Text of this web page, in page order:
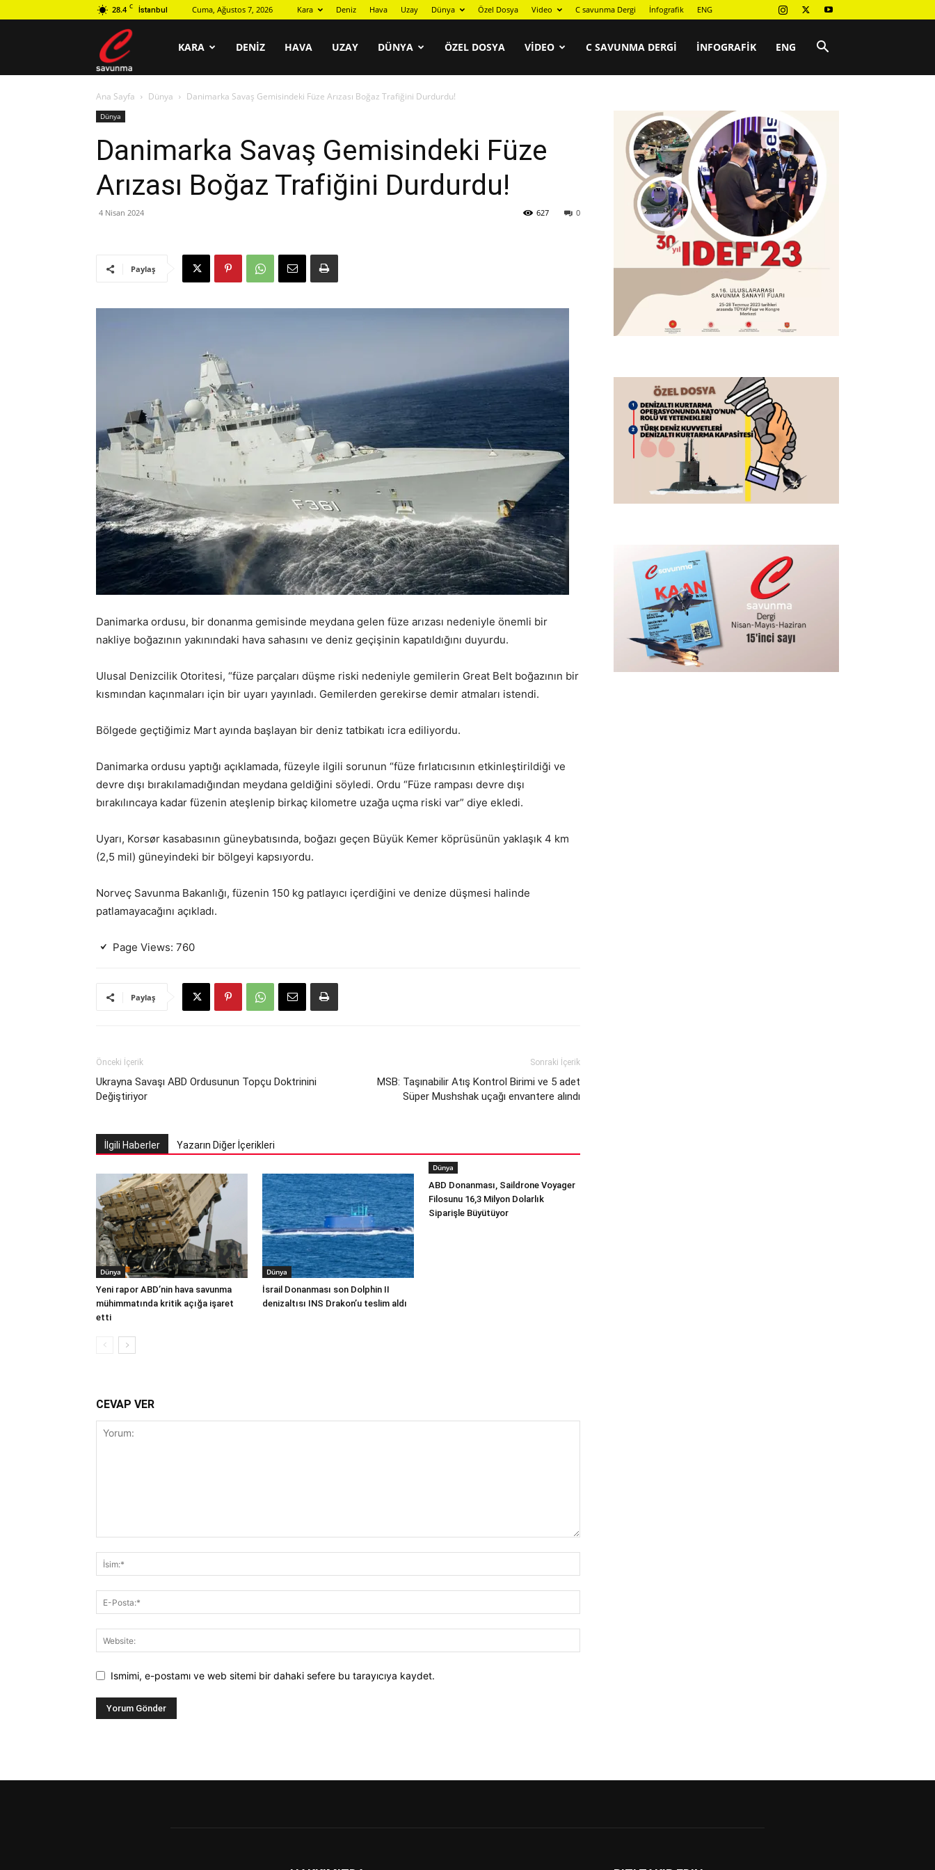
28.4 C İstanbul Cuma, Ağustos 7, 2026 Kara Deniz Hava Uzay Dünya Özel Dosya Video C savunma Dergi İnfografik ENG
savunma
KARA DENIZ HAVA UZAY DÜNYA ÖZEL DOSYA VIDEO C SAVUNMA DERGI İNFOGRAFIK ENG
Ana Sayfa Dünya Danimarka Savaş Gemisindeki Füze Arızası Boğaz Trafiğini Durdurdu!
Dünya
Danimarka Savaş Gemisindeki Füze
Arızası Boğaz Trafiğini Durdurdu!
4 Nisan 2024 0
627
Paylaş
Danimarka ordusu, bir donanma gemisinde meydana gelen füze arızası nedeniyle önemli bir
nakliye boğazının yakınındaki hava sahasını ve deniz geçişinin kapatıldığını duyurdu.
Ulusal Denizcilik Otoritesi, “füze parçaları düşme riski nedeniyle gemilerin Great Belt boğazının bir
kısmından kaçınmaları için bir uyarı yayınladı. Gemilerden gerekirse demir atmaları istendi.
Bölgede geçtiğimiz Mart ayında başlayan bir deniz tatbikatı icra ediliyordu.
Danimarka ordusu yaptığı açıklamada, füzeyle ilgili sorunun “füze fırlatıcısının etkinleştirildiği ve
devre dışı bırakılamadığından meydana geldiğini söyledi. Ordu “Füze rampası devre dışı
bırakılıncaya kadar füzenin ateşlenip birkaç kilometre uzağa uçma riski var” diye ekledi.
Uyarı, Korsør kasabasının güneybatısında, boğazı geçen Büyük Kemer köprüsünün yaklaşık 4 km
(2,5 mil) güneyindeki bir bölgeyi kapsıyordu.
Norveç Savunma Bakanlığı, füzenin 150 kg patlayıcı içerdiğini ve denize düşmesi halinde
patlamayacağını açıkladı.
Page Views: 760
Paylaş
Önceki İçerik
Ukrayna Savaşı ABD Ordusunun Topçu Doktrinini
Değiştiriyor
Sonraki İçerik
MSB: Taşınabilir Atış Kontrol Birimi ve 5 adet
Süper Mushshak uçağı envantere alındı
İlgili Haberler Yazarın Diğer İçerikleri
Dünya
Yeni rapor ABD’nin hava savunma
mühimmatında kritik açığa işaret
etti
Dünya
İsrail Donanması son Dolphin II
denizaltısı INS Drakon’u teslim aldı
Dünya
ABD Donanması, Saildrone Voyager
Filosunu 16,3 Milyon Dolarlık
Siparişle Büyütüyor
CEVAP VER
Ismimi, e-postamı ve web sitemi bir dahaki sefere bu tarayıcıya kaydet.